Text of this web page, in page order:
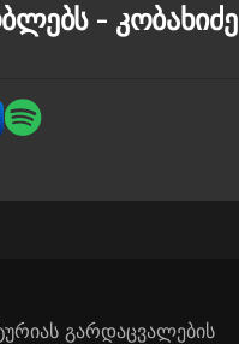
- კობახიძე
გარდაცვალების